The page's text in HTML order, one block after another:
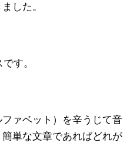
した。
す。
ァベット）を辛うじて音
単な文章であればどれが